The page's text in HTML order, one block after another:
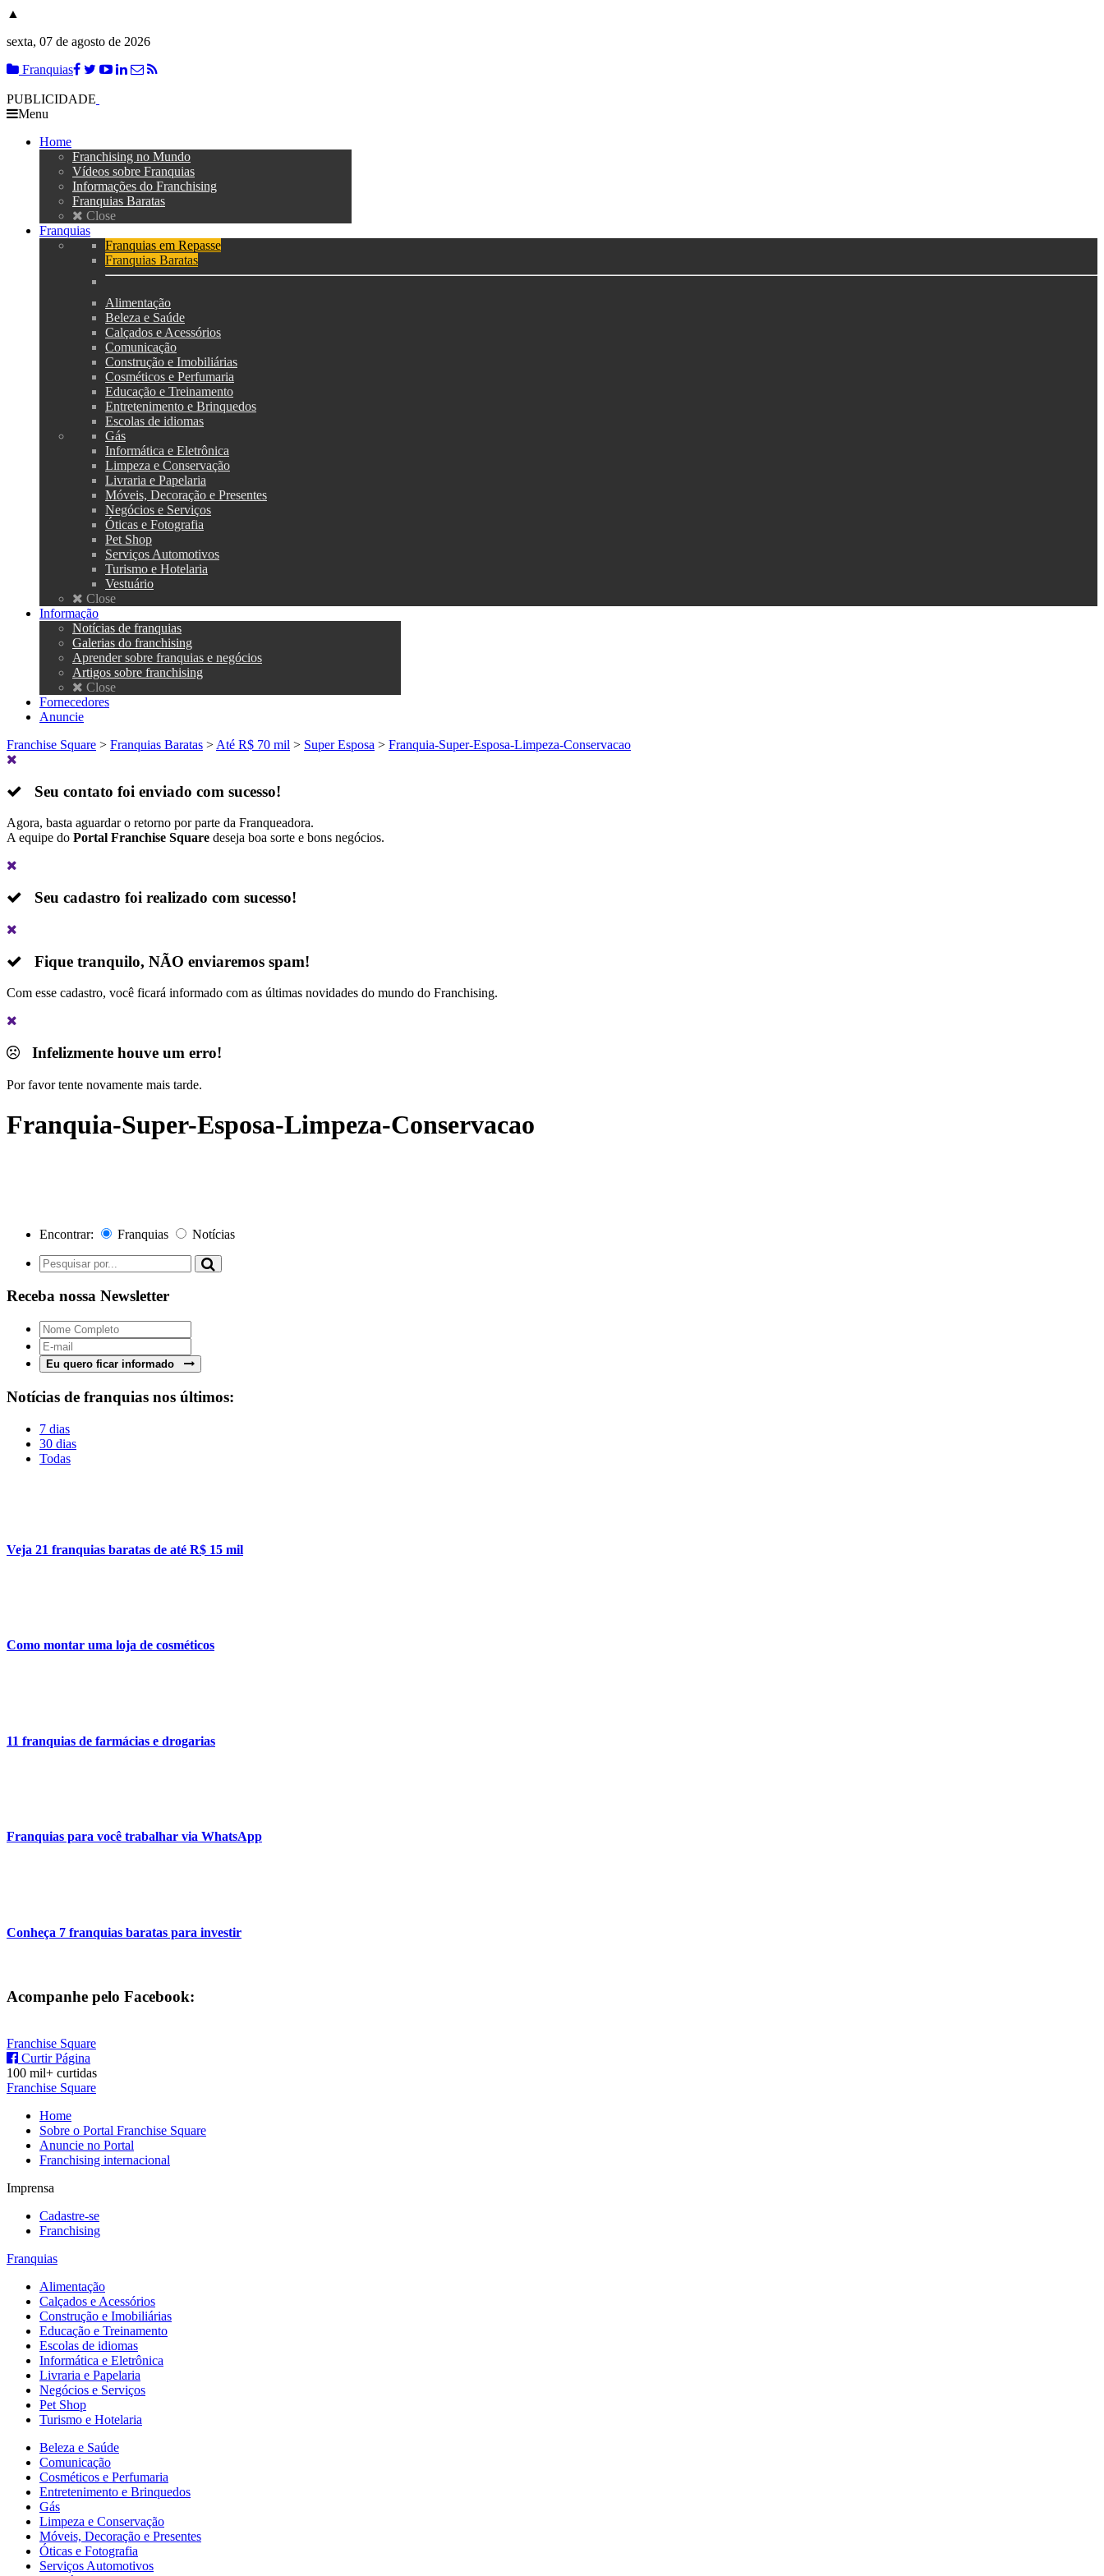
▲
sexta, 07 de agosto de 2026
Franquias
PUBLICIDADE
Menu
Home
Franchising no Mundo
Vídeos sobre Franquias
Informações do Franchising
Franquias Baratas
Close
Franquias
Franquias em Repasse
Franquias Baratas
Alimentação
Beleza e Saúde
Calçados e Acessórios
Comunicação
Construção e Imobiliárias
Cosméticos e Perfumaria
Educação e Treinamento
Entretenimento e Brinquedos
Escolas de idiomas
Gás
Informática e Eletrônica
Limpeza e Conservação
Livraria e Papelaria
Móveis, Decoração e Presentes
Negócios e Serviços
Óticas e Fotografia
Pet Shop
Serviços Automotivos
Turismo e Hotelaria
Vestuário
Close
Informação
Notícias de franquias
Galerias do franchising
Aprender sobre franquias e negócios
Artigos sobre franchising
Close
Fornecedores
Anuncie
Franchise Square > Franquias Baratas > Até R$ 70 mil > Super Esposa > Franquia-Super-Esposa-Limpeza-Conservacao
Seu contato foi enviado com sucesso!
Agora, basta aguardar o retorno por parte da Franqueadora.
A equipe do Portal Franchise Square deseja boa sorte e bons negócios.
Seu cadastro foi realizado com sucesso!
Fique tranquilo, NÃO enviaremos spam!
Com esse cadastro, você ficará informado com as últimas novidades do mundo do Franchising.
Infelizmente houve um erro!
Por favor tente novamente mais tarde.
Franquia-Super-Esposa-Limpeza-Conservacao
Encontrar: Franquias Notícias
Receba nossa Newsletter
Eu quero ficar informado
Notícias de franquias nos últimos:
7 dias
30 dias
Todas
Veja 21 franquias baratas de até R$ 15 mil
Como montar uma loja de cosméticos
11 franquias de farmácias e drogarias
Franquias para você trabalhar via WhatsApp
Conheça 7 franquias baratas para investir
Acompanhe pelo Facebook:
Franchise Square
Curtir Página
100 mil+ curtidas
Franchise Square
Home
Sobre o Portal Franchise Square
Anuncie no Portal
Franchising internacional
Imprensa
Cadastre-se
Franchising
Franquias
Alimentação
Calçados e Acessórios
Construção e Imobiliárias
Educação e Treinamento
Escolas de idiomas
Informática e Eletrônica
Livraria e Papelaria
Negócios e Serviços
Pet Shop
Turismo e Hotelaria
Beleza e Saúde
Comunicação
Cosméticos e Perfumaria
Entretenimento e Brinquedos
Gás
Limpeza e Conservação
Móveis, Decoração e Presentes
Óticas e Fotografia
Serviços Automotivos